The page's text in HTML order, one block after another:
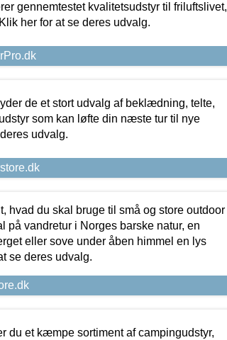
gennemtestet kvalitetsudstyr til friluftslivet,
her for at se deres udvalg.
de et stort udvalg af beklædning, telte,
som kan løfte din næste tur til nye
udvalg.
hvad du skal bruge til små og store outdoor
på vandretur i Norges barske natur, en
eller sove under åben himmel en lys
se deres udvalg.
du et kæmpe sortiment af campingudstyr,